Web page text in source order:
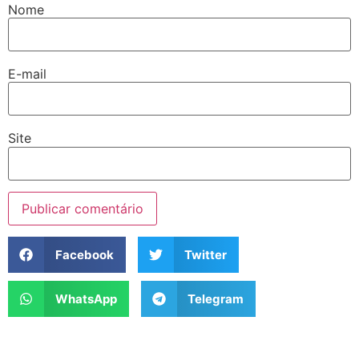
Nome
E-mail
Site
Facebook Twitter
WhatsApp Telegram